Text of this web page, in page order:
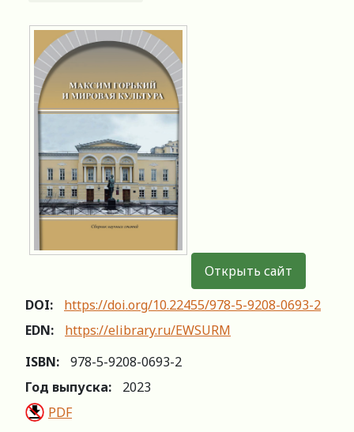
Открыть сайт
DOI:
https://doi.org/10.22455/978-5-9208-0693-2
EDN:
https://elibrary.ru/EWSURM
ISBN:
978-5-9208-0693-2
Год выпуска:
2023
PDF